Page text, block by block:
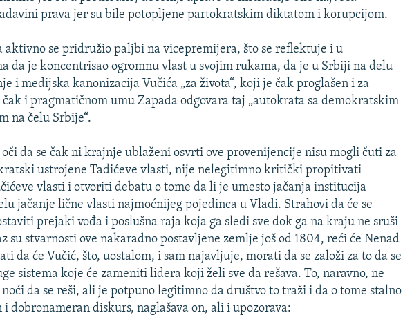
prava jer su bile potopljene partokratskim diktatom i korupcijom.
aktivno se pridružio paljbi na vicepremijera, što se reflektuje i u
da je koncentrisao ogromnu vlast u svojim rukama, da je u Srbiji na delu
i medijska kanonizacija Vučića „za života“, koji je čak proglašen i za
i pragmatičnom umu Zapada odgovara taj „autokrata sa demokratskim
na čelu Srbije“.
da se čak ni krajnje ublaženi osvrti ove provenijencije nisu mogli čuti za
ustrojene Tadićeve vlasti, nije nelegitimno kritički propitivati
vlasti i otvoriti debatu o tome da li je umesto jačanja institucija
jačanje lične vlasti najmoćnijeg pojedinca u Vladi. Strahovi da će se
prejaki vođa i poslušna raja koja ga sledi sve dok ga na kraju ne sruši
su stvarnosti ove nakaradno postavljene zemlje još od 1804, reći će Nenad
da će Vučić, što, uostalom, i sam najavljuje, morati da se založi za to da se
sistema koje će zameniti lidera koji želi sve da rešava. To, naravno, ne
da se reši, ali je potpuno legitimno da društvo to traži i da o tome stalno
i dobronameran diskurs, naglašava on, ali i upozorava: